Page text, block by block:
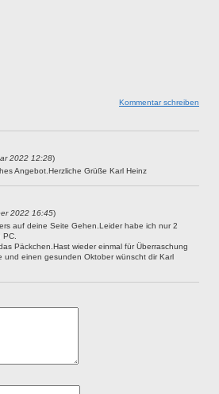
Kommentar schreiben
2022 12:28)
Angebot.Herzliche Grüße Karl Heinz
2022 16:45)
auf deine Seite Gehen.Leider habe ich nur 2
Päckchen.Hast wieder einmal für Überraschung
und einen gesunden Oktober wünscht dir Karl